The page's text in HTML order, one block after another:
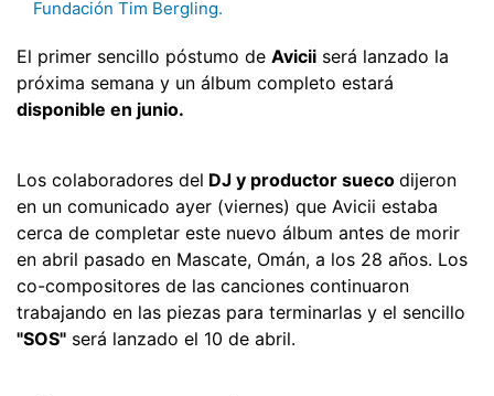
Fundación Tim Bergling.
El primer sencillo póstumo de Avicii será lanzado la
próxima semana y un álbum completo estará
disponible en junio.
Los colaboradores del DJ y productor sueco dijeron
en un comunicado ayer (viernes) que Avicii estaba
cerca de completar este nuevo álbum antes de morir
en abril pasado en Mascate, Omán, a los 28 años. Los
co-compositores de las canciones continuaron
trabajando en las piezas para terminarlas y el sencillo
"SOS" será lanzado el 10 de abril.